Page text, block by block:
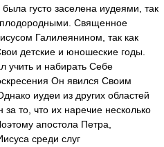
густо заселена иудеями, так
Священное
Галилеянином, так как
детские и юношеские годы.
учить и набирать Себе
Он явился Своим
иудеи из других областей
то, что их наречие несколько
апостола Петра,
среди слуг